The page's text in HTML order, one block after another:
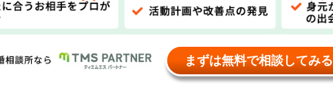
公式アカウントで最新情報を配信中！
まずは無料で相談してみる